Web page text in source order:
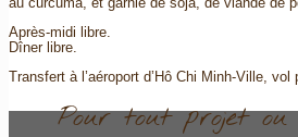
Après-midi libre.
Dîner libre.
Transfert à l’aéroport d’Hô Chi Minh-Ville, vol
Pour tout projet